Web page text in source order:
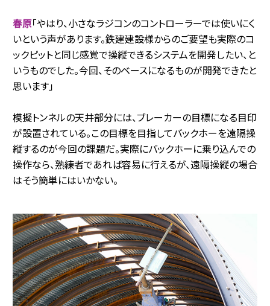
春原「やはり、小さなラジコンのコントローラーでは使いにく
いという声があります。鉄建建設様からのご要望も実際のコ
ックピットと同じ感覚で操縦できるシステムを開発したい、と
いうものでした。今回、そのベースになるものが開発できたと
思います」
模擬トンネルの天井部分には、ブレーカーの目標になる目印
が設置されている。この目標を目指してバックホーを遠隔操
縦するのが今回の課題だ。実際にバックホーに乗り込んでの
操作なら、熟練者であれば容易に行えるが、遠隔操縦の場合
はそう簡単にはいかない。